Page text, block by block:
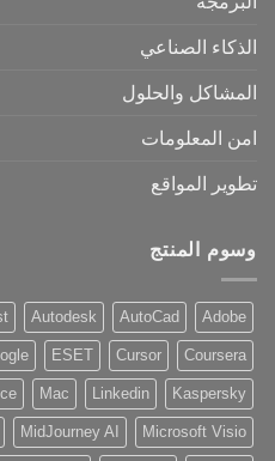
الذكاء الصناعي
المشاكل والحلول
امن المعلومات
تطوير المواقع
وسوم المنتج
Adobe
AutoCad
Autodesk
Coursera
Cursor
ESET
Kaspersky
Linkedin
Mac
Microsoft Visio
MidJourney AI